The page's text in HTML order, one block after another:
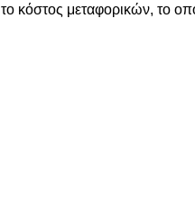
κόστος μεταφορικών, το